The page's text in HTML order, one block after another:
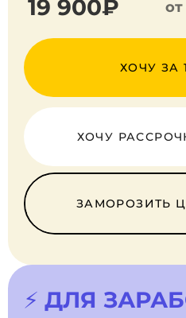
19 900₽
ХОЧУ ЗА
ХОЧУ
ЗАМОРОЗИТЬ
⚡ ДЛЯ